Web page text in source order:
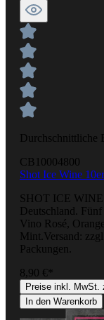
Durchschnittliche
CB10004800
Shot Ice Wine
SHOT ICE WINE.
Deutschland.
Vino Rosé,
Mint.Versand:
Packungen.
8,90 €*
Preise inkl. MwSt.
In den Warenkorb